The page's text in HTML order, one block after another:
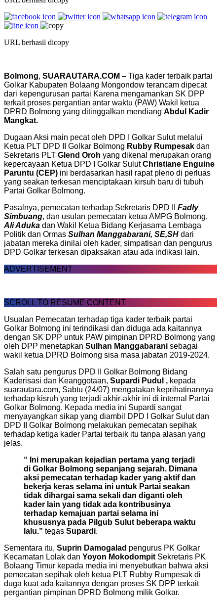
URL berhasil dicopy
Bolmong, SUARAUTARA.COM – Tiga kader terbaik partai
Golkar Kabupaten Bolaang Mongondow terancam dipecat
dari kepengurusan partai Karena mengamankan SK DPP
terkait proses pergantian antar waktu (PAW) Wakil ketua
DPRD Bolmong yang ditinggalkan mendiang Abdul Kadir
Mangkat.
Dugaan Aksi main pecat oleh DPD I Golkar Sulut melalui
Ketua PLT DPD II Golkar Bolmong Rubby Rumpesak dan
Sekretaris PLT Glend Oroh yang dikenal merupakan orang
kepercayaan Ketua DPD I Golkar SulutChristiane Enguine
Paruntu (CEP) ini berdasarkan hasil rapat pleno di perluas
yang seakan terkesan menciptakaan kirsuh baru di tubuh
Partai Golkar Bolmong.
Pasalnya, pemecatan terhadap Sekretaris DPD II Fadly
Simbuang, dan usulan pemecatan ketua AMPG Bolmong,
Ali Aduka dan Wakil Ketua Bidang Kerjasama Lembaga
Politik dan Ormas Sulhan Manggabarani, SE,SH dari
jabatan mereka dinilai oleh kader, simpatisan dan pengurus
DPD Golkar terkesan dipaksakan atau ada indikasi lain.
ADVERTISEMENT
SCROLL TO RESUME CONTENT
Usualan Pemecatan terhadap tiga kader terbaik partai
Golkar Bolmong ini terindikasi dan diduga ada kaitannya
dengan SK DPP untuk PAW pimpinan DPRD Bolmong yang
oleh DPP menetapkan Sulhan Manggabarani sebagai
wakil ketua DPRD Bolmong sisa masa jabatan 2019-2024.
Salah satu pengurus DPD II Golkar Bolmong Bidang
Kaderisasi dan Keanggotaan, Supardi Pudul , kepada
suarautara.com, Sabtu (24/07) mengatakan keprihatinannya
terhadap kisruh yang terjadi akhir-akhir ini di internal Partai
Golkar Bolmong. Kepada media ini Supardi sangat
menyayangkan sikap yang diambil DPD I Golkar Sulut dan
DPD II Golkar Bolmong melakukan pemecatan sepihak
terhadap ketiga kader Partai terbaik itu tanpa alasan yang
jelas.
“ Ini merupakan kejadian pertama yang terjadi
di Golkar Bolmong sepanjang sejarah. Dimana
aksi pemecatan terhadap kader yang aktif dan
bekerja keras selama ini untuk Partai seakan
tidak dihargai sama sekali dan diganti oleh
kader lain yang tidak ada kontribusinya
terhadap kemajuan partai selama ini
khususnya pada Pilgub Sulut beberapa waktu
lalu.” tegas Supardi.
Sementara itu, Suprin Damogalad pengurus PK Golkar
Kecamatan Lolak dan Yoyon Mokodompit Sekretaris PK
Bolaang Timur kepada media ini menyebutkan bahwa aksi
pemecatan sepihak oleh ketua PLT Rubby Rumpesak di
duga kuat ada kaitannya dengan proses SK DPP terkait
pergantian pimpinan DPRD Bolmong milik Golkar.